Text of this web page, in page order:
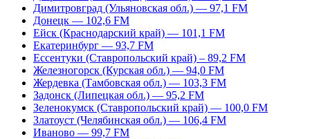
Димитровград (Ульяновская обл.) — 97,1 FM
Донецк — 102,6 FM
Ейск (Краснодарский край) — 101,1 FM
Екатеринбург — 93,7 FM
Ессентуки (Ставропольский край) – 89,2 FM
Железногорск (Курская обл.) — 94,0 FM
Жердевка (Тамбовская обл.) — 103,3 FM
Задонск (Липецкая обл.) — 95,2 FM
Зеленокумск (Ставропольский край) — 100,0 FM
Златоуст (Челябинская обл.) — 106,4 FM
Иваново — 99,7 FM